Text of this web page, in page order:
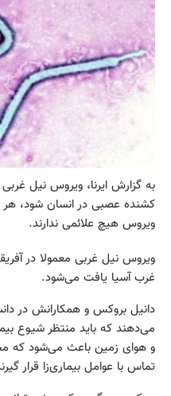
به گزارش ایرنا، ویروس نیل
کشنده عصبی در انسان شود، هر
ويروس هیچ علائمی ندارند.
ویروس نیل غربی معمولا در
غرب آسیا یافت می‌شود.
دانیل بروکس و همکارانش در
می‌دهند که باید منتظر شیوع
و هوای زمین باعث می‌شود که
تماس با عوامل بیماری‌زا قرار